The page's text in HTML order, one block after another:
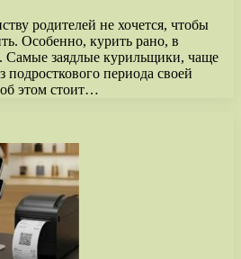
родителей не хочется, чтобы
Особенно, курить рано, в
Самые заядлые курильщики, чаще
подросткового периода своей
этом стоит…